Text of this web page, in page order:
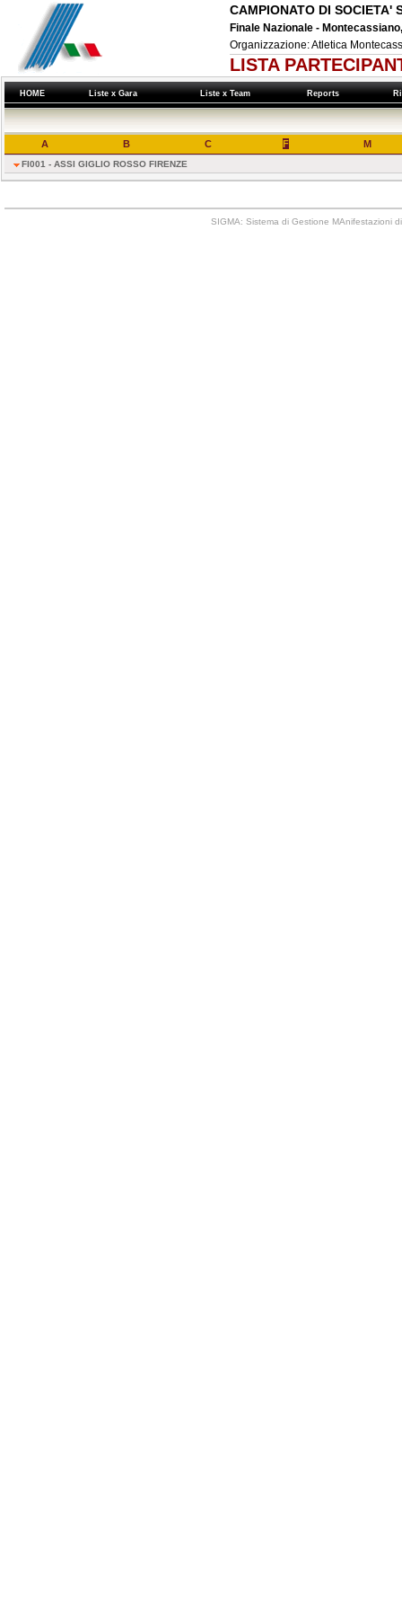
CAMPIONATO DI SOCIETA'
Finale Nazionale -
Organizzazione: Atletica
LISTA
HOME Liste x Gara Liste x Team Reports
A B C F M
FI001 - ASSI GIGLIO ROSSO FIRENZE
SIGMA: Sistema di Gestione MAnifestazioni